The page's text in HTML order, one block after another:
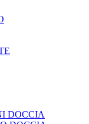
DOCCIA